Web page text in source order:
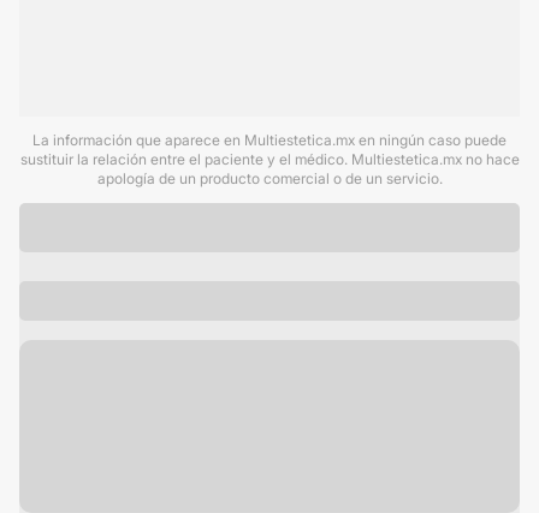
La información que aparece en Multiestetica.mx en ningún caso puede
sustituir la relación entre el paciente y el médico. Multiestetica.mx no hace
apología de un producto comercial o de un servicio.